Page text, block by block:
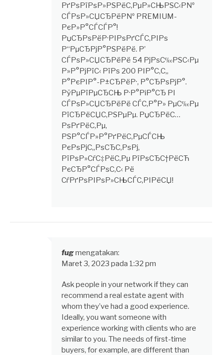
РґРѕРїРѕР»РЅРёС‚РµР»СЊРЅС‹Р№
СЃРѕР»СЏСЂРёР№ PREMIUM-
РєР»Р°СЃСЃР°!
РџСЂРѕРёР·РІРѕРґСЃС‚РІРѕ
Р“РµСЂРјР°РЅРёРё. Р’
СЃРѕР»СЏСЂРёРё 54 РјРѕС‰РЅС‹Рµ
Р»Р°РјРїС‹ РїРѕ 200 РІР°С‚С‚,
Р°РєРІР°-Р±СЂРёР·, Р°СЂРѕРјР°.
РўРµРїРµСЂСЊ Р·Р°РіР°СЂ РІ
СЃРѕР»СЏСЂРёРё СЃС‚Р°Р» РµС‰Рµ
РїСЂРёСЏС‚РЅРµРµ. РџСЂРёС…
РѕРґРёС‚Рµ,
РЅР°СЃР»Р°РґРёС‚РµСЃСЊ
РєРѕРјС„РѕСЂС‚РѕРј,
РїРѕР»СѓС‡РёС‚Рµ РїРѕСЂС†РёСЋ
РєСЂР°СЃРѕС‚С‹ Рё
СѓРґРѕРІРѕР»СЊСЃС‚РІРёСЏ!
fugmengatakan:
Maret 3, 2023 pada 1:32 pm
Ask people in your network if they can
recommend a real estate agent with
whom they’ve had a good experience.
Ideally, you want someone with
experience working with clients who are
similar to you. The needs of first-time
buyers, for example, are different than